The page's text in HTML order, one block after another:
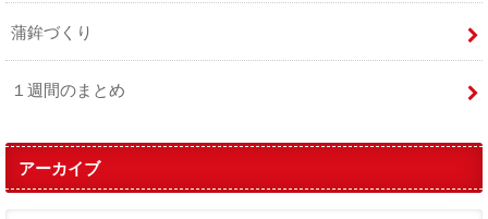
蒲鉾づくり
１週間のまとめ
アーカイブ